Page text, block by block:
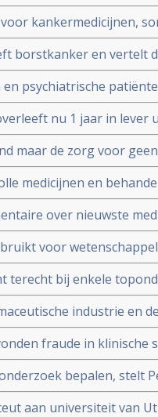
kankermedicijnen,
onderzoek tussen
borstkanker en vertelt
op maandag 30
psychiatrische
onderzoeksverband
nu 1 jaar in lever
maar hij heeft alles
maar de zorg voor
maar ook hij
medicijnen en
komen.
over nieuwste
- Anthonie van
voor
Medialogica en
terecht bij enkele
al het geld voor vrij
industrie en
in mooi stuk
fraude in
bepalen, stelt
aan universiteit van